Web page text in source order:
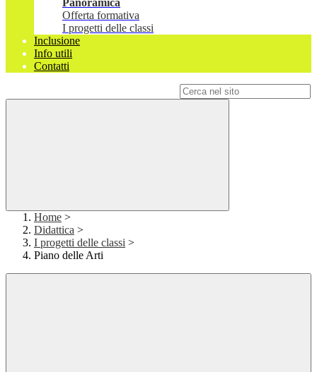
Panoramica
Offerta formativa
I progetti delle classi
Inclusione
Info utili
Contatti
Home >
Didattica >
I progetti delle classi >
Piano delle Arti